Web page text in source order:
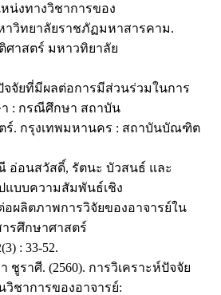
น่งทางวิชาการของ
าวิทยาลัยราชภัฏมหาสารคาม.
ศาสตร์ มหาวทิยาลัย
จจัยที่มีผลต่อการมีส่วนร่วมในการ
: กรณีศึกษา สถาบัน
. กรุงเทพมหานคร : สถาบันบัณฑิต
อนสวัสดิ์, รัตนะ บัวสนธ์ และ
แบบความสัมพันธ์เชิง
อผลิตภาพการวิจัยของอาจารย์ใน
รศึกษาศาสตร์
: 33-52.
ราศี. (2560). การวิเคราะห์ปัจจัย
วิชาการของอาจารย์: